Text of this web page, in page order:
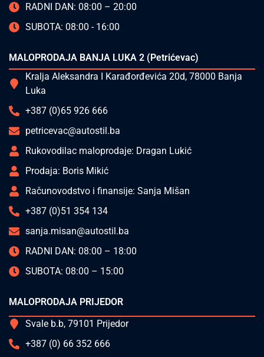
RADNI DAN: 08:00 – 20:00
SUBOTA: 08:00 - 16:00
MALOPRODAJA BANJA LUKA 2 (Petrićevac)
Kralja Aleksandra I Karađorđevića 20d, 78000 Banja
Luka
+387 (0)65 926 666
petricevac@autostil.ba
Rukovodilac maloprodaje: Dragan Lukić
Prodaja: Boris Mikić
Računovodstvo i finansije: Sanja Mišan
+387 (0)51 354 134
sanja.misan@autostil.ba
RADNI DAN: 08:00 – 18:00
SUBOTA: 08:00 – 15:00
MALOPRODAJA PRIJEDOR
Svale b.b, 79101 Prijedor
+387 (0) 66 352 666